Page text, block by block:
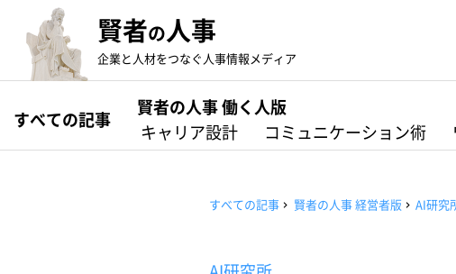
賢者の人事
企業と人材をつなぐ人事情報メディア
すべての記事
賢者の人事 働く人版
キャリア設計
コミュニケーション術
すべての記事 賢者の人事 経営者版 AI研究